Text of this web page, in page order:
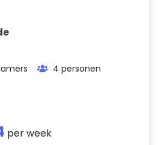
4 personen
per week